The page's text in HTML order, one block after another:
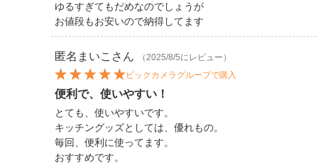
ゆるすぎてもだめなのでしょうが
お値段もお安いので納得してます
匿名まいこ さん
（2025/8/5にレビュー）
ビックカメラグループで購入
便利で、使いやすい！
とても、使いやすいです。
キッチングッズとしては、優れもの。
毎回、便利に使ってます。
おすすめです。